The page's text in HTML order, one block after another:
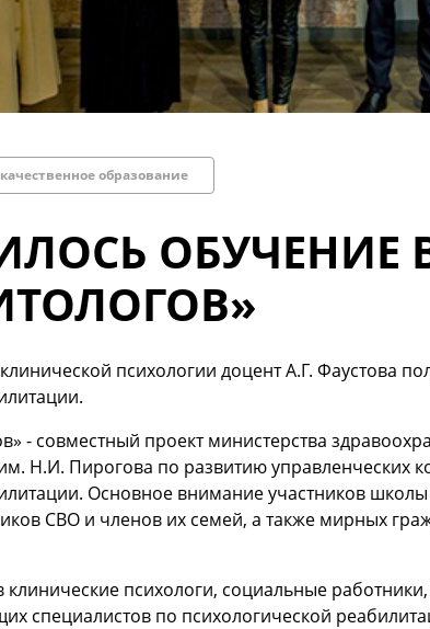
качественное образование
ОБУЧЕНИЕ
психологии доцент А.Г. Фаустова
- совместный проект министерства
Н.И. Пирогова по развитию управленческих
Основное внимание участников
СВО и членов их семей, а также мирных
клинические психологи, социальные
специалистов по психологической